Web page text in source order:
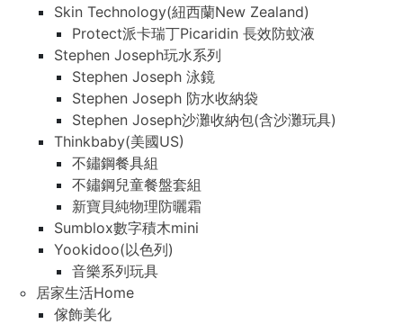
Skin Technology(紐西蘭New Zealand)
Protect派卡瑞丁Picaridin 長效防蚊液
Stephen Joseph玩水系列
Stephen Joseph 泳鏡
Stephen Joseph 防水收納袋
Stephen Joseph沙灘收納包(含沙灘玩具)
Thinkbaby(美國US)
不鏽鋼餐具組
不鏽鋼兒童餐盤套組
新寶貝純物理防曬霜
Sumblox數字積木mini
Yookidoo(以色列)
音樂系列玩具
居家生活Home
傢飾美化